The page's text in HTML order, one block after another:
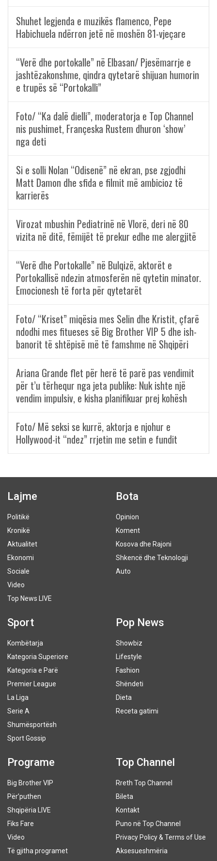
Shuhet legjenda e muzikës flamenco, Pepe
Habichuela ndërron jetë në moshën 81-vjeçare
“Verë dhe portokalle” në Elbasan/ Pjesëmarrje e
jashtëzakonshme, qindra qytetarë shijuan humorin
e trupës së “Portokalli”
Foto/ “Ka dalë dielli”, moderatorja e Top Channel
nis pushimet, Françeska Rustem dhuron ‘show’
nga deti
Si e solli Nolan “Odisenë” në ekran, pse zgjodhi
Matt Damon dhe sfida e filmit më ambicioz të
karrierës
Virozat mbushin Pediatrinë në Vlorë, deri në 80
vizita në ditë, fëmijët të prekur edhe me alergjitë
“Verë dhe Portokalle” në Bulqizë, aktorët e
Portokallisë ndezin atmosferën në qytetin minator.
Emocionesh të forta për qytetarët
Foto/ “Kriset” miqësia mes Selin dhe Kristit, çfarë
ndodhi mes fitueses së Big Brother VIP 5 dhe ish-
banorit të shtëpisë më të famshme në Shqipëri
Ariana Grande flet për herë të parë pas vendimit
për t’u tërhequr nga jeta publike: Nuk ishte një
vendim impulsiv, e kisha planifikuar prej kohësh
Foto/ Më seksi se kurrë, aktorja e njohur e
Hollywood-it “ndez” rrjetin me setin e fundit
Lajme
Politikë
Kronikë
Aktualitet
Ekonomi
Sociale
Video
Top News LIVE
Bota
Opinion
Koment
Kosova dhe Rajoni
Shkencë dhe Teknologji
Auto
Sport
Kombëtarja
Kategoria Superiore
Kategoria e Parë
Premier League
La Liga
Serie A
Shumësportësh
Sport Gossip
Pop News
Showbiz
Lifestyle
Fashion
Shëndeti
Dieta
Receta gatimi
Programe
Big Brother VIP
Për’puthen
Shqipëria LIVE
Fiks Fare
Video
Të gjitha programet
Top Channel
Rreth Top Channel
Bileta
Kontakt
Puno në Top Channel
Privacy Policy & Terms of Use
Aksesueshmëria